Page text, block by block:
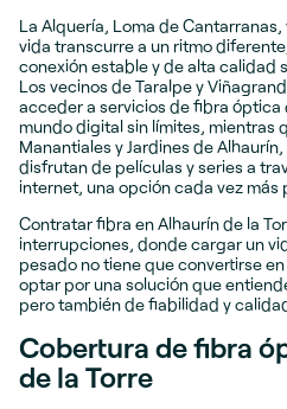
La Alquería, Loma de
vida transcurre a un ritmo
conexión estable y de alta calidad
Los vecinos de Taralpe y
acceder a servicios de fibra óptica
mundo digital sin límites, mientras
Manantiales y Jardines de
disfrutan de películas y series a
internet, una opción cada vez más
Contratar fibra en Alhaurín de la
interrupciones, donde cargar un
pesado no tiene que convertirse
optar por una solución que
pero también de fiabilidad y
Cobertura de fibra
de la Torre